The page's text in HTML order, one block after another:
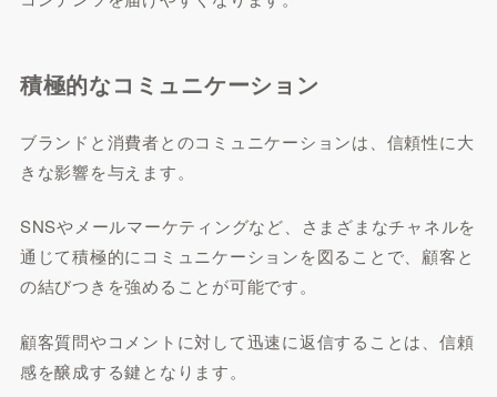
積極的なコミュニケーション
ブランドと消費者とのコミュニケーションは、信頼性に大
きな影響を与えます。
SNSやメールマーケティングなど、さまざまなチャネルを
通じて積極的にコミュニケーションを図ることで、顧客と
の結びつきを強めることが可能です。
顧客質問やコメントに対して迅速に返信することは、信頼
感を醸成する鍵となります。